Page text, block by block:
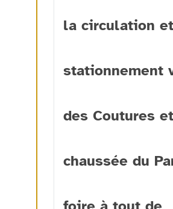
la circulation
stationnement
des Coutures et
chaussée du